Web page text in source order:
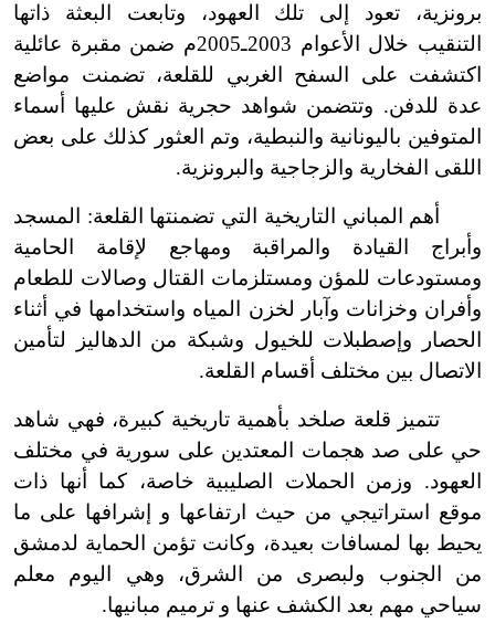
برونزية، تعود إلى تلك العهود، وتابعت البعثة ذاتها
التنقيب خلال الأعوام 2003ـ2005م ضمن مقبرة عائلية
اكتشفت على السفح الغربي للقلعة، تضمنت مواضع
عدة للدفن. وتتضمن شواهد حجرية نقش عليها أسماء
المتوفين باليونانية والنبطية، وتم العثور كذلك على بعض
اللقى الفخارية والزجاجية والبرونزية.
أهم المباني التاريخية التي تضمنتها القلعة: المسجد
وأبراج القيادة والمراقبة ومهاجع لإقامة الحامية
ومستودعات للمؤن ومستلزمات القتال وصالات للطعام
وأفران وخزانات وآبار لخزن المياه واستخدامها في أثناء
الحصار وإصطبلات للخيول وشبكة من الدهاليز لتأمين
الاتصال بين مختلف أقسام القلعة.
تتميز قلعة صلخد بأهمية تاريخية كبيرة، فهي شاهد
حي على صد هجمات المعتدين على سورية في مختلف
العهود. وزمن الحملات الصليبية خاصة، كما أنها ذات
موقع استراتيجي من حيث ارتفاعها و إشرافها على ما
يحيط بها لمسافات بعيدة، وكانت تؤمن الحماية لدمشق
من الجنوب ولبصرى من الشرق، وهي اليوم معلم
سياحي مهم بعد الكشف عنها و ترميم مبانيها.